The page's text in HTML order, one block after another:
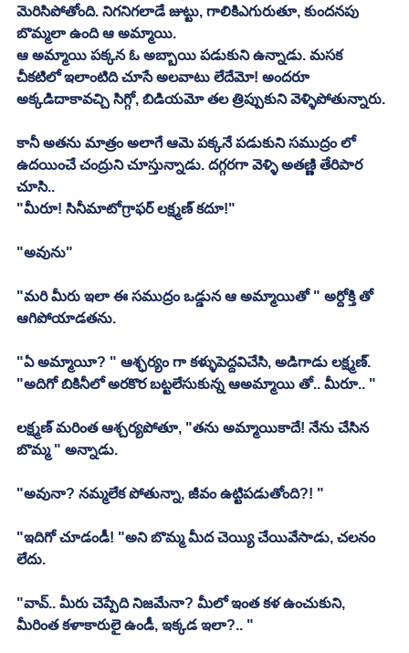
మెరిసిపోతోంది. నిగనిగలాడే జుట్టు, గాలికిఎగురుతూ, కుందనపు
బొమ్మలా ఉంది ఆ అమ్మాయి.
ఆ అమ్మాయి పక్కన ఓ అబ్బాయి పడుకుని ఉన్నాడు. మసక
చీకటిలో ఇలాంటిది చూసే అలవాటు లేదేమో! అందరూ
అక్కడిదాకావచ్చి సిగ్గో, బిడియమో తల త్రిప్పుకుని వెళ్ళిపోతున్నారు.
కానీ అతను మాత్రం అలాగే ఆమె పక్కనే పడుకుని సముద్రం లో
ఉదయించే చంద్రుని చూస్తున్నాడు. దగ్గరగా వెళ్ళి అతణ్ణి తేరిపార
చూసి..
"మీరూ! సినీమాటోగ్రాఫర్ లక్ష్మణ్ కదూ!"
"అవును"
"మరి మీరు ఇలా ఈ సముద్రం ఒడ్డున ఆ అమ్మాయితో " అర్దోక్తి తో
ఆగిపోయాడతను.
"ఏ అమ్మాయీ? " ఆశ్ఛర్యం గా కళ్ళుపెద్దవిచేసి, అడిగాడు లక్ష్మణ్.
"అదిగో బికినీలో అరకొర బట్టలేసుకున్న ఆఅమ్మాయి తో.. మీరూ.. "
లక్ష్మణ్ మరింత ఆశ్చర్యపోతూ, "తను అమ్మాయికాదే! నేను చేసిన
బొమ్మ " అన్నాడు.
"అవునా? నమ్మలేక పోతున్నా, జీవం ఉట్టిపడుతోంది?! "
"ఇదిగో చూడండీ! "అని బొమ్మ మీద చెయ్యి చేయివేసాడు, చలనం
లేదు.
"వావ్.. మీరు చెప్పేది నిజమేనా? మీలో ఇంత కళ ఉంచుకుని,
మీరింత కళాకారులై ఉండీ, ఇక్కడ ఇలా?.. "